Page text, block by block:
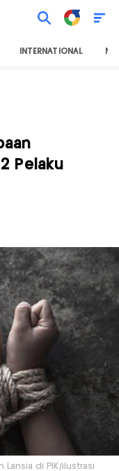
INTERNATIONAL
Pelaku
Lansia di PIK/ilustrasi